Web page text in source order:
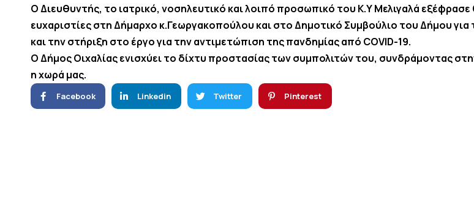
Ο Διευθυντής, το ιατρικό, νοσηλευτικό και λοιπό προσωπικό του Κ.Υ Μελιγαλά εξέφρασε
ευχαριστίες στη Δήμαρχο κ.Γεωργακοπούλου και στο Δημοτικό Συμβούλιο του Δήμου
και την στήριξη στο έργο για την αντιμετώπιση της πανδημίας από COVID-19.
Ο Δήμος Οιχαλίας ενισχύει το δίχτυ προστασίας των συμπολιτών του, συνδράμοντας
η χωρά μας.
Facebook Linkedin Twitter Pinterest